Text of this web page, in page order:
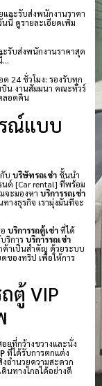
และรับส่งพนักงานราคา
นี้ ดูรายละเอียดเพิ่ม
รับส่งพนักงานราคาสุด
…
24 ชั่วโมง: รองรับทุก
บิน งานสัมมนา คณะทัวร์
ลอดคืน
รณ์แบบ
บ บริษัทรถเช่า ชั้นนำ
นด์ [Car rental] ที่พร้อม
จะมองหา บริการรถเช่า
างธุรกิจ เรามุ่งมั่นที่จะ
บริการรถตู้เช่าที่ได้
ริการบริการรถเช่า
าเป็นสำคัญ ด้วยระบบ
ของทริป เพื่อให้การ
ตู้ VIP
ยที่กว้างขวางและนั่ง
ที่ได้รับการตกแต่ง
อำนวยความสะดวก
นทางไกลได้อย่างดี